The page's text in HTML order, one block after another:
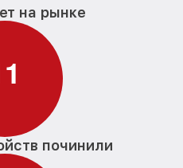
на рынке
1
починили